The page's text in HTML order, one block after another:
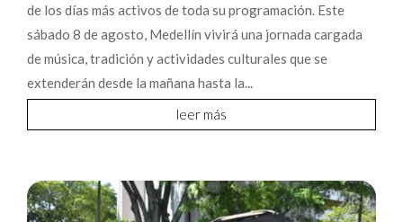
de los días más activos de toda su programación. Este
sábado 8 de agosto, Medellín vivirá una jornada cargada
de música, tradición y actividades culturales que se
extenderán desde la mañana hasta la...
leer más